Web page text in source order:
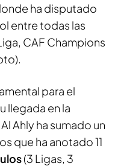
ha disputado
entre todas las
CAF Champions
para el
llegada en la
Ahly ha sumado un
que ha anotado 11
(3 Ligas, 3